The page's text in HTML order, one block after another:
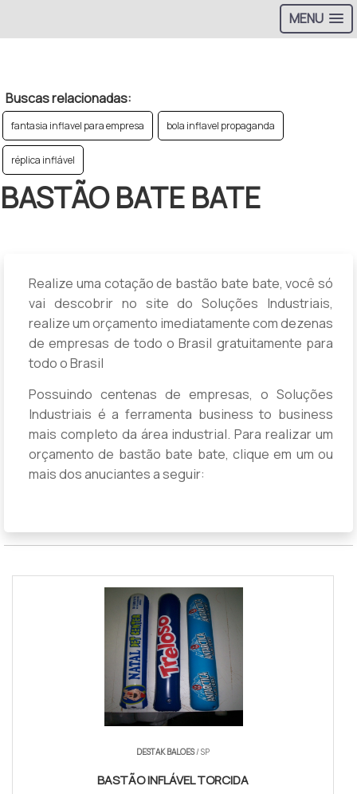
MENU
Buscas relacionadas:
fantasia inflavel para empresa bola inflavel propaganda
réplica inflável
BASTÃO BATE BATE
Realize uma cotação de bastão bate bate, você só
vai descobrir no site do Soluções Industriais,
realize um orçamento imediatamente com dezenas
de empresas de todo o Brasil gratuitamente para
todo o Brasil
Possuindo centenas de empresas, o Soluções
Industriais é a ferramenta business to business
mais completo da área industrial. Para realizar um
orçamento de bastão bate bate, clique em um ou
mais dos anuciantes a seguir:
DESTAK BALOES/ SP
BASTÃO INFLÁVEL TORCIDA